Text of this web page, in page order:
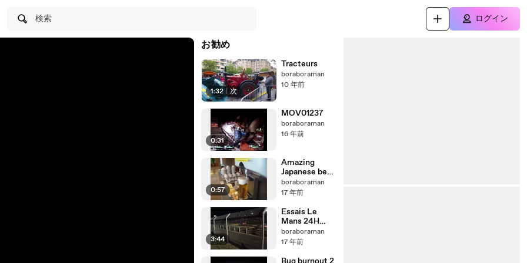
検索 ログイン
お勧め
1:32 次
Tracteurs
boraboraman
10 年前
0:31
MOV01237
boraboraman
16 年前
0:57
Amazing
Japanese beer
machine
(from Pud)
boraboraman
17 年前
3:44
Essais Le
Mans 24H
2009
boraboraman
17 年前